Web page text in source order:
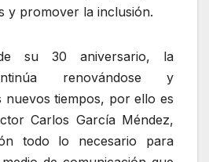
y promover la inclusión.
su 30 aniversario, la
renovándose y
nuevos tiempos, por ello es
Carlos García Méndez,
todo lo necesario para